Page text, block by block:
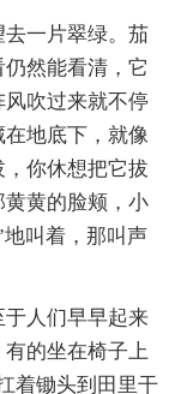
一片翠绿。茄
然能看清，它
吹过来就不停
地底下，就像
你休想把它拔
黄的脸颊，小
叫着，那叫声
人们早早起来
的坐在椅子上
着锄头到田里干